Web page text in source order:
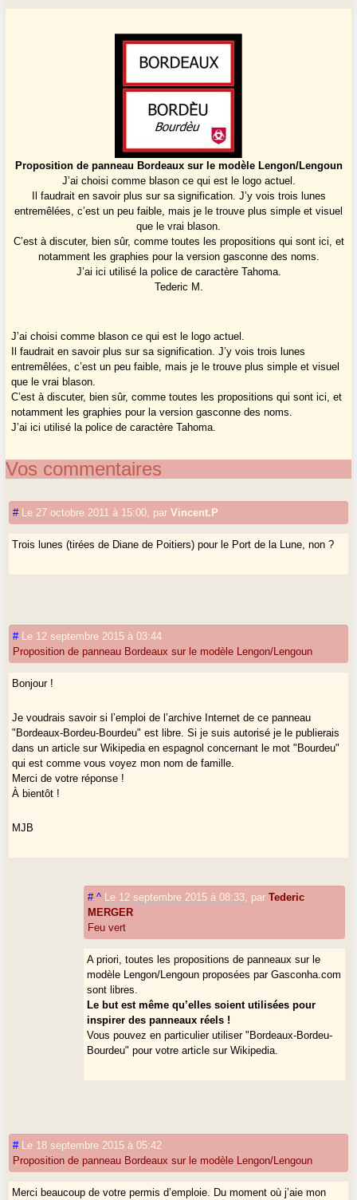
Proposition de panneau Bordeaux sur le modèle Lengon/Lengoun
J’ai choisi comme blason ce qui est le logo actuel.
Il faudrait en savoir plus sur sa signification. J’y vois trois lunes
entremêlées, c’est un peu faible, mais je le trouve plus simple et visuel
que le vrai blason.
C’est à discuter, bien sûr, comme toutes les propositions qui sont ici, et
notamment les graphies pour la version gasconne des noms.
J’ai ici utilisé la police de caractère Tahoma.
Tederic M.
J’ai choisi comme blason ce qui est le logo actuel.
Il faudrait en savoir plus sur sa signification. J’y vois trois lunes
entremêlées, c’est un peu faible, mais je le trouve plus simple et visuel
que le vrai blason.
C’est à discuter, bien sûr, comme toutes les propositions qui sont ici, et
notamment les graphies pour la version gasconne des noms.
J’ai ici utilisé la police de caractère Tahoma.
Vos commentaires
# Le 27 octobre 2011 à 15:00 parVincent.P
Trois lunes (tirées de Diane de Poitiers) pour le Port de la Lune, non ?
#
Le 12 septembre 2015 à 03:44
Proposition de panneau Bordeaux sur le modèle Lengon/Lengoun
Bonjour !
Je voudrais savoir si l’emploi de l’archive Internet de ce panneau
"Bordeaux-Bordeu-Bourdeu" est libre. Si je suis autorisé je le publierais
dans un article sur Wikipedia en espagnol concernant le mot "Bourdeu"
qui est comme vous voyez mon nom de famille.
Merci de votre réponse !
À bientôt !
MJB
# ^ Le 12 septembre 2015 à 08:33 parTederic
MERGER
Feu vert
A priori, toutes les propositions de panneaux sur le
modèle Lengon/Lengoun proposées par Gasconha.com
sont libres.
Le but est même qu’elles soient utilisées pour
inspirer des panneaux réels !
Vous pouvez en particulier utiliser "Bordeaux-Bordeu-
Bourdeu" pour votre article sur Wikipedia.
#
Le 18 septembre 2015 à 05:42
Proposition de panneau Bordeaux sur le modèle Lengon/Lengoun
Merci beaucoup de votre permis d’emploie. Du moment où j’aie mon